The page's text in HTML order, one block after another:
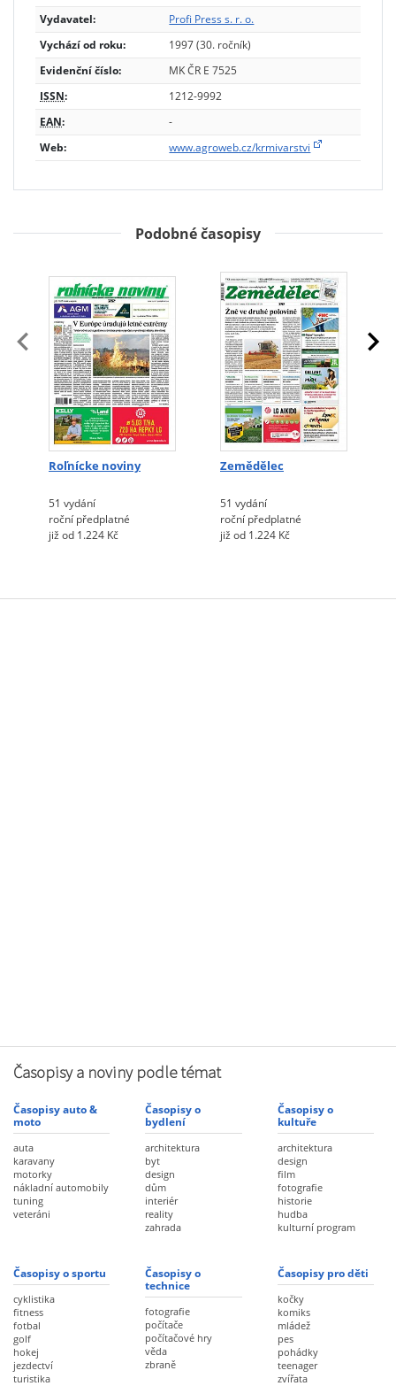
Vydavatel:
Profi Press s. r. o.
Vychází od roku:
1997 (30. ročník)
Evidenční číslo:
MK ČR E 7525
ISSN:
1212-9992
EAN:
-
Web:
www.agroweb.cz/krmivarstvi
Podobné časopisy
Roľnícke noviny
51 vydání
roční předplatné
již od 1.224 Kč
Zemědělec
51 vydání
roční předplatné
již od 1.224 Kč
Časopisy a noviny podle témat
Časopisy auto &
moto
auta
karavany
motorky
nákladní automobily
tuning
veteráni
Časopisy o
bydlení
architektura
byt
design
dům
interiér
reality
zahrada
Časopisy o
kultuře
architektura
design
film
fotografie
historie
hudba
kulturní program
Časopisy o sportu
cyklistika
fitness
fotbal
golf
hokej
jezdectví
turistika
Časopisy o
technice
fotografie
počítače
počítačové hry
věda
zbraně
Časopisy pro děti
kočky
komiks
mládež
pes
pohádky
teenager
zvířata